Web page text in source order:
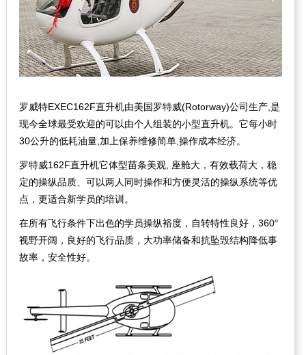
罗威特EXEC162F直升机由美国罗特威(Rotorway)公司生产,是
现今全球最受欢迎的可以由个人组装的小型直升机。它每小时
30公升的低耗油量,加上保养维修简单,操作成本经济。
罗特威162F直升机它体型苗条美观, 座舱大，有效载荷大，稳
定的操纵品质、可以两人同时操作和方便灵活的操纵系统等优
点，更适合新学员的培训。
在所有飞行条件下出色的学员操纵裕度，自转特性良好，360°
视野开阔，良好的飞行品质，大功率储备和抗坠毁结构降低事
故率，安全性好。